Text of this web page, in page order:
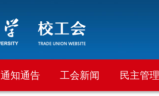
通知通告 工会新闻 民主管理